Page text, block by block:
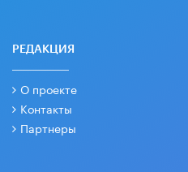
РЕДАКЦИЯ
О проекте
Контакты
Партнеры